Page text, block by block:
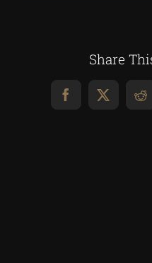
Share
Facebook
X